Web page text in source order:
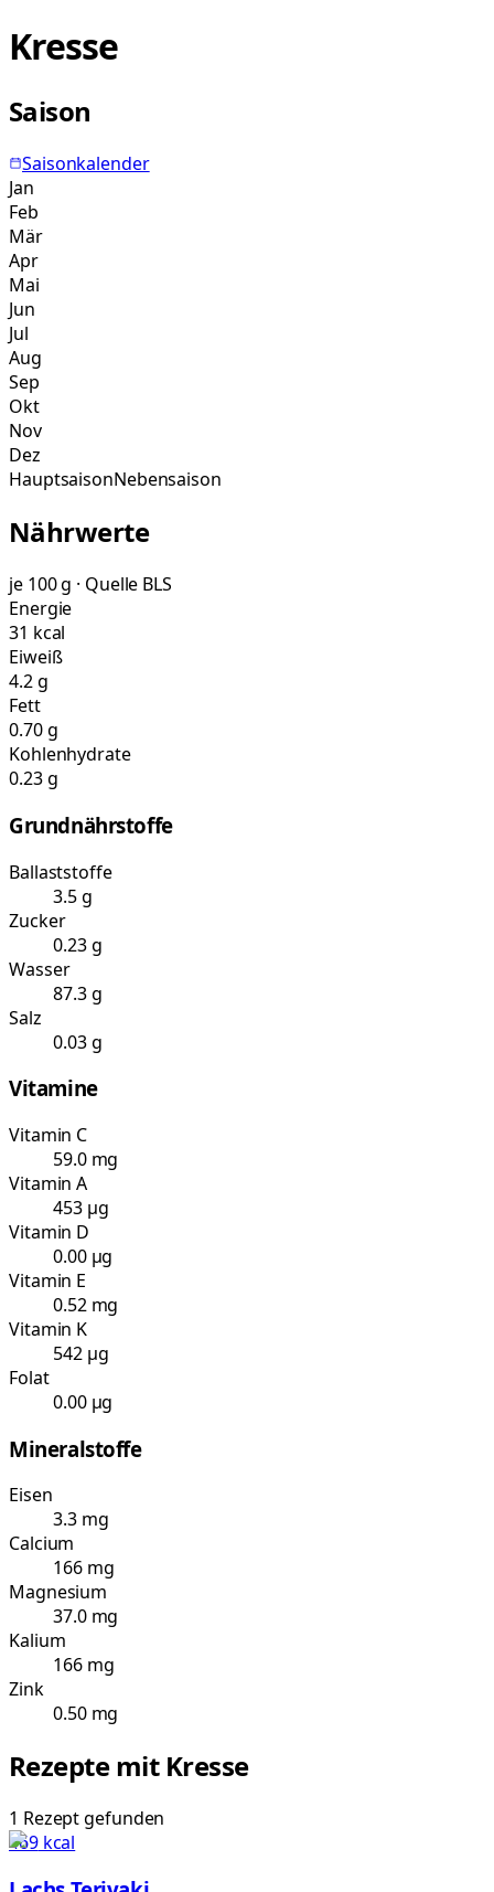
Kresse
Saison
Saisonkalender
Jan
Feb
Mär
Apr
Mai
Jun
Jul
Aug
Sep
Okt
Nov
Dez
HauptsaisonNebensaison
Nährwerte
je 100 g · Quelle BLS
Energie
31 kcal
Eiweiß
4.2 g
Fett
0.70 g
Kohlenhydrate
0.23 g
Grundnährstoffe
Ballaststoffe
3.5 g
Zucker
0.23 g
Wasser
87.3 g
Salz
0.03 g
Vitamine
Vitamin C
59.0 mg
Vitamin A
453 µg
Vitamin D
0.00 µg
Vitamin E
0.52 mg
Vitamin K
542 µg
Folat
0.00 µg
Mineralstoffe
Eisen
3.3 mg
Calcium
166 mg
Magnesium
37.0 mg
Kalium
166 mg
Zink
0.50 mg
Rezepte mit Kresse
1 Rezeptgefunden
469kcal